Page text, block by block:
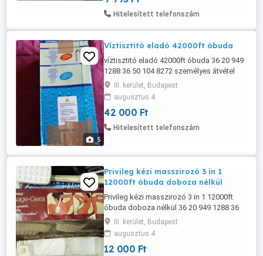
vércukorszintmérő készülék. kb 20db
bioszenzoros mérésnél a vércukormérő ...
Hitelesített telefonszám
5
Víztisztitó eladó 42000ft óbuda
víztisztitó eladó 42000ft óbuda 36 20 949
1288 36 50 104 8272 személyes átvétel
óbudánIII. kerület, Budapest
augusztus 4
42 000 Ft
Hitelesített telefonszám
Privileg kézi masszirozó 3 in 1
12000ft óbuda doboza nélkül
Privileg kézi masszirozó 3 in 1 12000ft
óbuda doboza nélkül 36 20 949 1288 36
50 104 8272 magánszemély vagyok
hagyatékból tárolás közben doboza
elszakadt posta kizárolag előe fizetés
után mpl csomagautomatába +2000ft
III. kerület, Budapest
augusztus 4
12 000 Ft